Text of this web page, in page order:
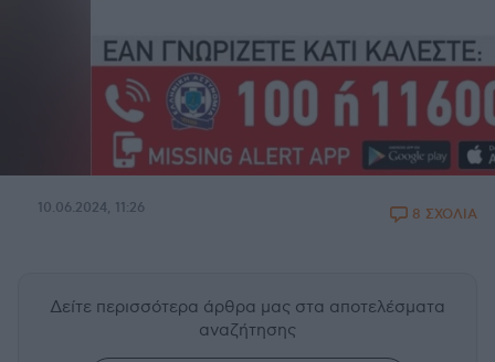
10.06.2024, 11:26 8 ΣΧΟΛΙΑ
Δείτε περισσότερα άρθρα μας στα αποτελέσματα
αναζήτησης